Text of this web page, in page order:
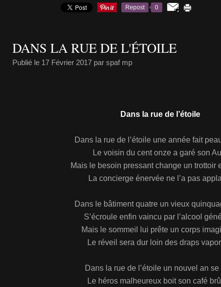
Repost 0
DANS LA RUE DE L'ÉTOILE
Publié le 17 Février 2017 par spaf mp
Dans la rue de l’étoile
Dans la rue de l’étoile une année fait
Le voisin du cent onze a garé son
Mais le besoin pressant change un trottoir
La concierge énervée ne l’a pas
Dans le bâtiment quatre un vieux
S’écroule enfin vaincu par l’alcool
Mais le sommeil lui prête un corps
Le réveil sera dur loin des draps
Dans la rue de l’étoile un nouvel an
Le héros malheureux boit son café